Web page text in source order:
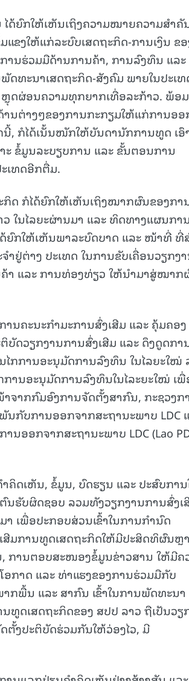
ດ້ຍົກໃຫ້ເຫັນເຖິງຄວາມໝາຍຄວາມສໍາຄັ
ຂງໃຫ້ແກ່ລະບົບເສດຖະກິດ-ການເງິນ ຂ
ານຮ່ວມມືດ້ານການຄ້າ, ການລົງທຶນ ແລະ
ທະນາເສດຖະກິດ-ສັງຄົມ ພາຍໃນປະເທ
ດຜ່ອນຄວາມທຸກຍາກເທື່ອລະກ້າວ. ພ້ອມ
ານຕ່າງໆຂອງການກະກຽມໃຫ້ແກ່ການອອ
, ກໍໄດ້ເນັ້ນໜັກໃຫ້ບັນດານັກການທູດ ເອົ
າະ ຂໍ້ມູນລະບຽບການ ແລະ ຂັ້ນຕອນການ
ເທດອີກຕື່ມ.
ດ ກໍໄດ້ຍົກໃຫ້ເຫັນເຖິງໝາກຜົນຂອງກາ
ໃນໄລຍະຜ່ານມາ ແລະ ທິດທາງແຜນການ
ດ້ຍົກໃຫ້ເຫັນພາລະບົດບາດ ແລະ ໜ້າທີ່ ທີ່
ຢູ່ຕ່າງ ປະເທດ ໃນການຂັບເຄື່ອນວຽກງ
າ ແລະ ການທ່ອງທ່ຽວ ໃຫ້ນໍາມາສູ່ໝາກ
ຄະນະກໍາມະການສົ່ງເສີມ ແລະ ຄຸ້ມຄອງ
ດວຽກງານການສົ່ງເສີມ ແລະ ດຶງດູດກາ
ກການອະນຸມັດການລົງທຶນ ໃນໄລຍະໃໝ່
ານອະນຸມັດການລົງທຶນໃນໄລະຍະໃໝ່ ເພື່
າກກົມອົງການຈັດຕັ້ງສາກົນ, ກະຊວງກ
ກັບການອອກຈາກສະຖານະພາບ LDC
ອກຈາກສະຖານະພາບ LDC (Lao
ຄິດເຫັນ, ຂໍ້ມູນ, ບົດຮຽນ ແລະ ປະສົບການ
ຮັບຜິດຊອບ ລວມທັງວຽກງານການສົ່ງເ
ເພື່ອປະກອບສ່ວນເຂົ້າໃນການກຳນົດ
ສີມການທູດເສດຖະກິດໃຫ້ມີປະສິດທິຜົນຫຼ
ການຕອບສະໜອງຂໍ້ມູນຂ່າວສານ ໃຫ້ມີຄ
ກາດ ແລະ ທ່າແຮງຂອງການຮ່ວມມືກັບ
ພື້ນ ແລະ ສາກົນ ເຂົ້າໃນການພັດທະນາ
ທູດເສດຖະກິດຂອງ ສປປ ລາວ ຖືເປັນວຽ
ຕັ້ງປະຕິບັດຮ່ວມກັນໃຫ້ວ່ອງໄວ, ມີ